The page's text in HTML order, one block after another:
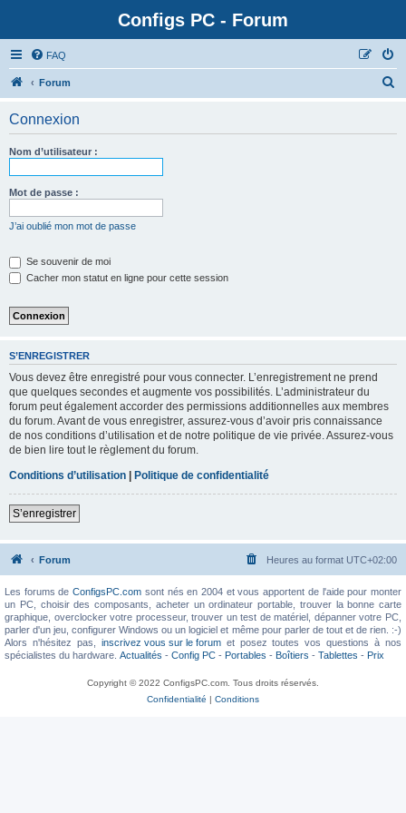
Configs PC - Forum
FAQ
Forum
Connexion
Nom d’utilisateur :
Mot de passe :
J’ai oublié mon mot de passe
Se souvenir de moi
Cacher mon statut en ligne pour cette session
S’ENREGISTRER
Vous devez être enregistré pour vous connecter. L’enregistrement ne prend
que quelques secondes et augmente vos possibilités. L’administrateur du
forum peut également accorder des permissions additionnelles aux membres
du forum. Avant de vous enregistrer, assurez-vous d’avoir pris connaissance
de nos conditions d’utilisation et de notre politique de vie privée. Assurez-vous
de bien lire tout le règlement du forum.
Conditions d’utilisation | Politique de confidentialité
S’enregistrer
Forum Heures au format UTC+02:00
Les forums deConfigsPC.com sont nés en 2004 et vous apportent de l'aide pour monter
un PC, choisir des composants, acheter un ordinateur portable, trouver la bonne carte
graphique, overclocker votre processeur, trouver un test de matériel, dépanner votre PC,
parler d'un jeu, configurer Windows ou un logiciel et même pour parler de tout et de rien. :-)
Alors n'hésitez pas, inscrivez vous sur le forumet posez toutes vos questions à nos
spécialistes du hardware. Actualités - Config PC - Portables - Boîtiers - Tablettes - Prix
Copyright © 2022 ConfigsPC.com. Tous droits réservés.
Confidentialité | Conditions